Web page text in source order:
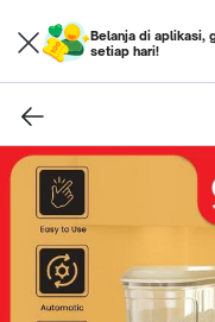
Belanja di aplikasi,
setiap hari!